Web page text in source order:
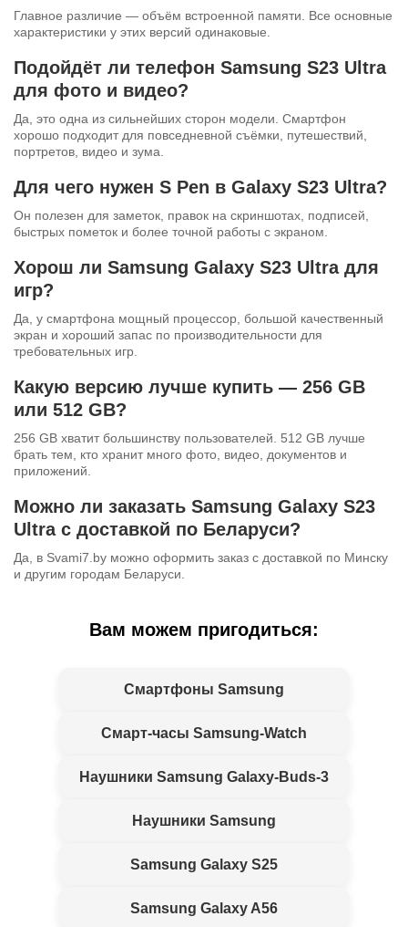
Главное различие — объём встроенной памяти. Все основные
характеристики у этих версий одинаковые.
Подойдёт ли телефон Samsung S23 Ultra
для фото и видео?
Да, это одна из сильнейших сторон модели. Смартфон
хорошо подходит для повседневной съёмки, путешествий,
портретов, видео и зума.
Для чего нужен S Pen в Galaxy S23 Ultra?
Он полезен для заметок, правок на скриншотах, подписей,
быстрых пометок и более точной работы с экраном.
Хорош ли Samsung Galaxy S23 Ultra для
игр?
Да, у смартфона мощный процессор, большой качественный
экран и хороший запас по производительности для
требовательных игр.
Какую версию лучше купить — 256 GB
или 512 GB?
256 GB хватит большинству пользователей. 512 GB лучше
брать тем, кто хранит много фото, видео, документов и
приложений.
Можно ли заказать Samsung Galaxy S23
Ultra с доставкой по Беларуси?
Да, в Svami7.by можно оформить заказ с доставкой по Минску
и другим городам Беларуси.
Вам можем пригодиться:
Смартфоны Samsung
Смарт-часы Samsung-Watch
Наушники Samsung Galaxy-Buds-3
Наушники Samsung
Samsung Galaxy S25
Samsung Galaxy A56